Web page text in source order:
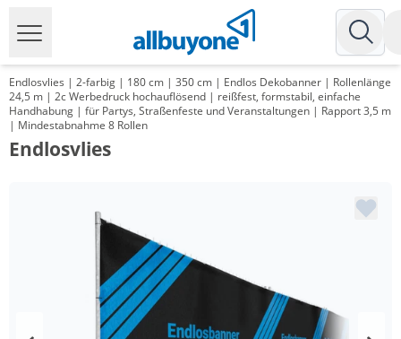
Endlosvlies | 2-farbig | 180 cm | 350 cm | Endlos Dekobanner | Rollenlänge
24,5 m | 2c Werbedruck hochauflösend | reißfest, formstabil, einfache
Handhabung | für Partys, Straßenfeste und Veranstaltungen | Rapport 3,5 m
| Mindestabnahme 8 Rollen
Endlosvlies